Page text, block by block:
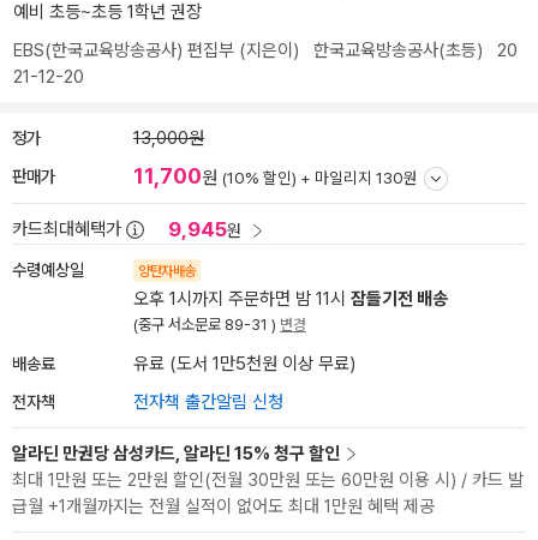
예비 초등~초등 1학년 권장
EBS(한국교육방송공사) 편집부 (지은이) 한국교육방송공사(초등) 20
21-12-20
정가 13,000원
판매가 11,700원 (10% 할인) + 마일리지 130원
카드최대혜택가 9,945원
수령예상일 양탄자배송
오후 1시까지 주문하면 밤 11시 잠들기전 배송
(중구 서소문로 89-31 ) 변경
배송료 유료 (도서 1만5천원 이상 무료)
전자책 전자책 출간알림 신청
알라딘 만권당 삼성카드, 알라딘 15% 청구 할인
최대 1만원 또는 2만원 할인(전월 30만원 또는 60만원 이용 시) / 카드 발
급월 +1개월까지는 전월 실적이 없어도 최대 1만원 혜택 제공